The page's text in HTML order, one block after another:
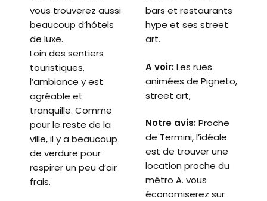
vous trouverez aussi
beaucoup d’hôtels
de luxe.
Loin des sentiers
touristiques,
l’ambiance y est
agréable et
tranquille. Comme
pour le reste de la
ville, il y a beaucoup
de verdure pour
respirer un peu d’air
frais.
bars et restaurants
hype et ses street
art.
A voir:Les rues
animées de Pigneto,
street art,
Notre avis:Proche
de Termini, l’idéale
est de trouver une
location proche du
métro A. vous
économiserez sur